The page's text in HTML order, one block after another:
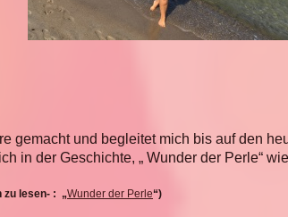
gemacht und begleitet mich bis auf den
in der Geschichte, „ Wunder der Perle“
zu lesen- : „Wunder der Perle“)